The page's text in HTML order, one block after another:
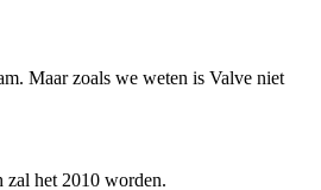
Maar zoals we weten is Valve niet
zal het 2010 worden.